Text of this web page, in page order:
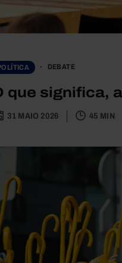
DEBATE
que significa,
31 MAIO 2026 45 MIN